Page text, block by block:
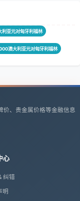
利亚元对匈牙利福林
澳大利亚元对匈牙利福林
价、贵金属价格等金融信息
心
纠错
明